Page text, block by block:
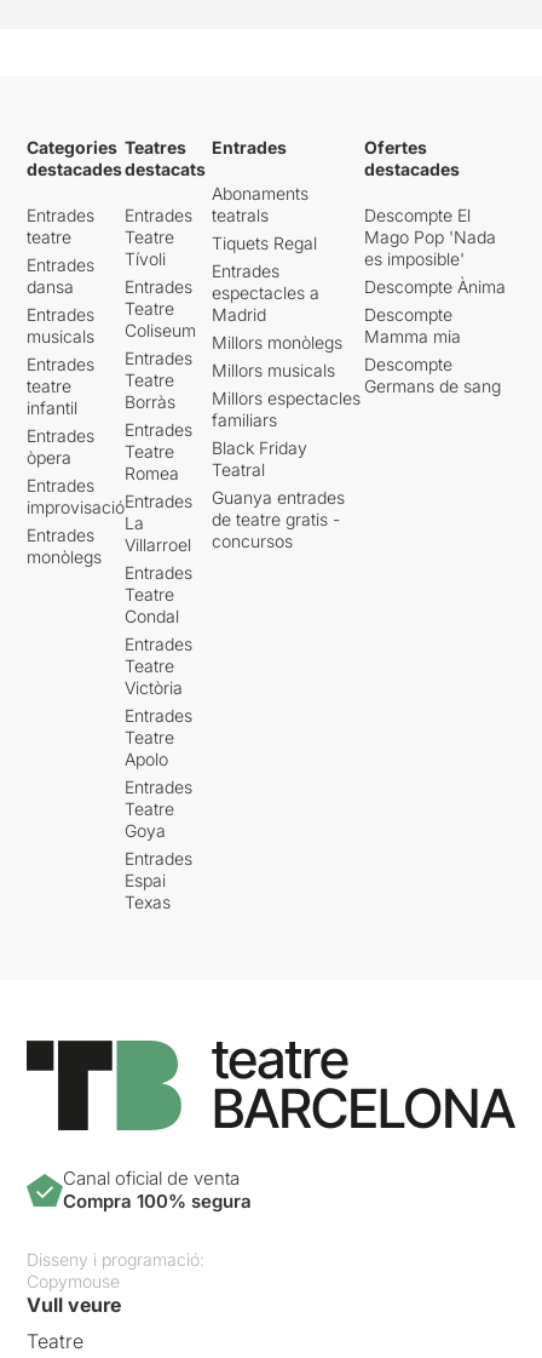
Categories
destacades
Entrades
teatre
Entrades
dansa
Entrades
musicals
Entrades
teatre
infantil
Entrades
òpera
Entrades
improvisació
Entrades
monòlegs
Teatres
destacats
Entrades
Teatre
Tívoli
Entrades
Teatre
Coliseum
Entrades
Teatre
Borràs
Entrades
Teatre
Romea
Entrades
La
Villarroel
Entrades
Teatre
Condal
Entrades
Teatre
Victòria
Entrades
Teatre
Apolo
Entrades
Teatre
Goya
Entrades
Espai
Texas
Entrades
Abonaments
teatrals
Tiquets Regal
Entrades
espectacles a
Madrid
Millors monòlegs
Millors musicals
Millors espectacles
familiars
Black Friday
Teatral
Guanya entrades
de teatre gratis -
concursos
Ofertes
destacades
Descompte El
Mago Pop 'Nada
es imposible'
Descompte Ànima
Descompte
Mamma mia
Descompte
Germans de sang
Canal oficial de venta
Compra 100% segura
Disseny i programació:
Copymouse
Vull veure
Teatre